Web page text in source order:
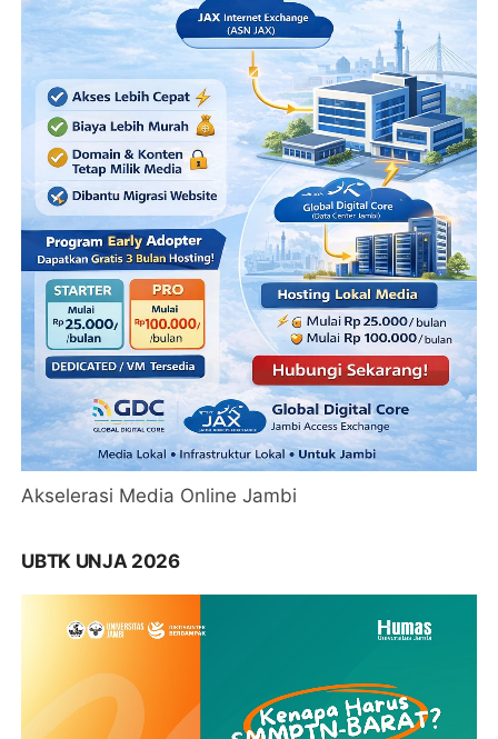
Akselerasi Media Online Jambi
UBTK UNJA 2026